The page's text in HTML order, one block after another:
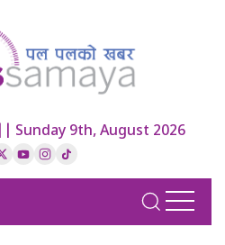
|| Sunday 9th, August 2026